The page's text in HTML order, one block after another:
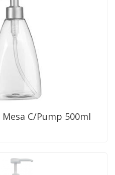
C/Pump 500ml